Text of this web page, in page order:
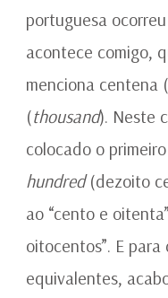
portuguesa
acontece comigo,
menciona centena (
(thousand). Neste
colocado o
hundred(dezoito
ao “cento e
oitocentos”. E
equivalentes,